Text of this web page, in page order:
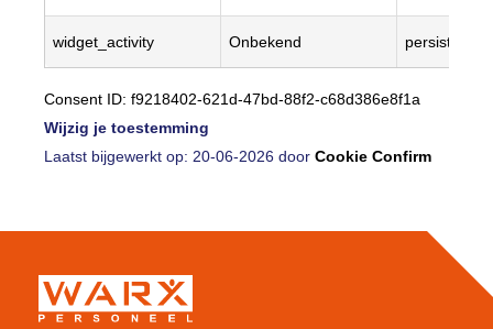
widget_activity Onbekend persistent
Consent ID: f9218402-621d-47bd-88f2-c68d386e8f1a
Wijzig je toestemming
Laatst bijgewerkt op: 20-06-2026 door Cookie Confirm